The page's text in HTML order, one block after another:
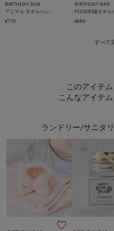
BIRTHDAY BAR
¥770
BIRTHDAY BAR
¥880
このアイテ
こんなアイテ
ランドリー/サニタ
